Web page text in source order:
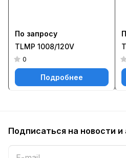
По запросу
TLMP 1008/120V
0
Подробнее
Подписаться на новости и